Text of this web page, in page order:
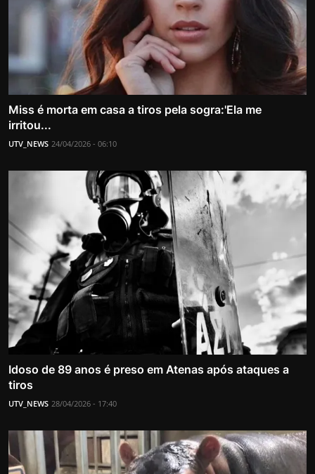
Miss é morta em casa a tiros pela sogra:'Ela me
irritou...
UTV_NEWS 24/04/2026 - 06:10
Idoso de 89 anos é preso em Atenas após ataques a
tiros
UTV_NEWS 28/04/2026 - 17:40